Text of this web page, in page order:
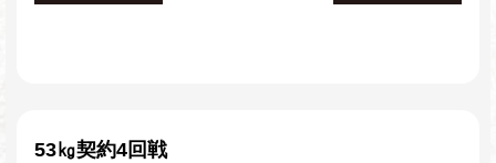
53㎏契約4回戦